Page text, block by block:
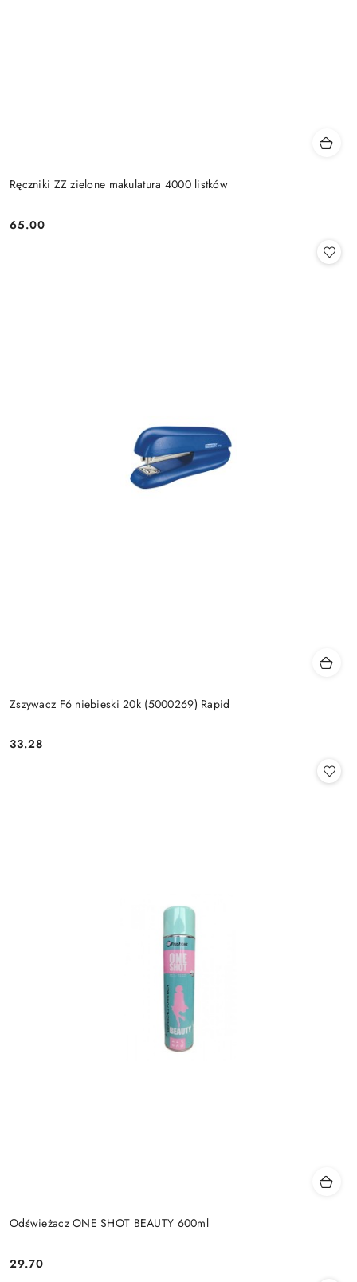
Ręczniki ZZ zielone makulatura 4000 listków
Cena:
65.00
Zszywacz F6 niebieski 20k (5000269) Rapid
Cena:
33.28
Odświeżacz ONE SHOT BEAUTY 600ml
Cena:
29.70